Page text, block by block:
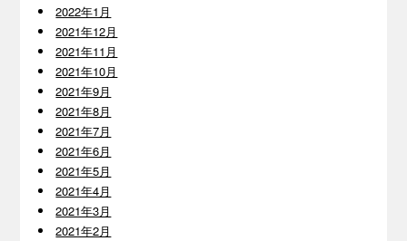
2022年1月
2021年12月
2021年11月
2021年10月
2021年9月
2021年8月
2021年7月
2021年6月
2021年5月
2021年4月
2021年3月
2021年2月